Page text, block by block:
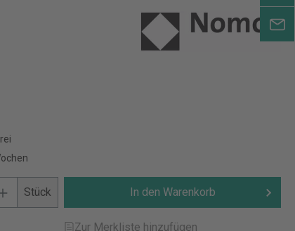
Stück In den Warenkorb
Zur Merkliste hinzufügen